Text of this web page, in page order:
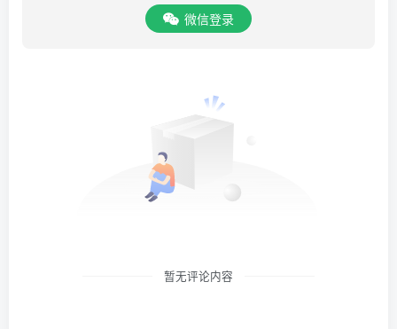
微信登录
暂无评论内容